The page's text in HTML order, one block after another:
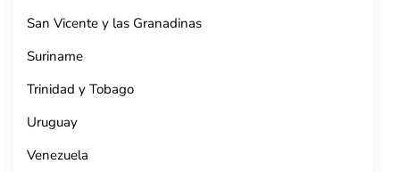
San Vicente y las Granadinas
Suriname
Trinidad y Tobago
Uruguay
Venezuela